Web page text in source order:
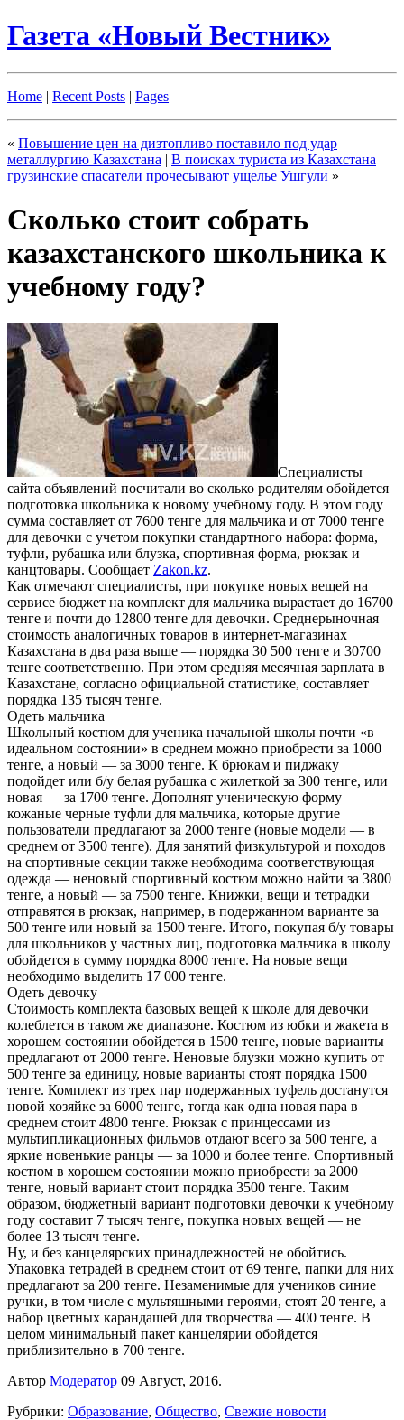
Газета «Новый Вестник»
Home | Recent Posts | Pages
« Повышение цен на дизтопливо поставило под удар
металлургию Казахстана | В поисках туриста из Казахстана
грузинские спасатели прочесывают ущелье Ушгули »
Сколько стоит собрать
казахстанского школьника к
учебному году?
Специалисты
сайта объявлений посчитали во сколько родителям обойдется
подготовка школьника к новому учебному году. В этом году
сумма составляет от 7600 тенге для мальчика и от 7000 тенге
для девочки с учетом покупки стандартного набора: форма,
туфли, рубашка или блузка, спортивная форма, рюкзак и
канцтовары. Сообщает Zakon.kz.
Как отмечают специалисты, при покупке новых вещей на
сервисе бюджет на комплект для мальчика вырастает до 16700
тенге и почти до 12800 тенге для девочки. Среднерыночная
стоимость аналогичных товаров в интернет-магазинах
Казахстана в два раза выше — порядка 30 500 тенге и 30700
тенге соответственно. При этом средняя месячная зарплата в
Казахстане, согласно официальной статистике, составляет
порядка 135 тысяч тенге.
Одеть мальчика
Школьный костюм для ученика начальной школы почти «в
идеальном состоянии» в среднем можно приобрести за 1000
тенге, а новый — за 3000 тенге. К брюкам и пиджаку
подойдет или б/у белая рубашка с жилеткой за 300 тенге, или
новая — за 1700 тенге. Дополнят ученическую форму
кожаные черные туфли для мальчика, которые другие
пользователи предлагают за 2000 тенге (новые модели — в
среднем от 3500 тенге). Для занятий физкультурой и походов
на спортивные секции также необходима соответствующая
одежда — неновый спортивный костюм можно найти за 3800
тенге, а новый — за 7500 тенге. Книжки, вещи и тетрадки
отправятся в рюкзак, например, в подержанном варианте за
500 тенге или новый за 1500 тенге. Итого, покупая б/у товары
для школьников у частных лиц, подготовка мальчика в школу
обойдется в сумму порядка 8000 тенге. На новые вещи
необходимо выделить 17 000 тенге.
Одеть девочку
Стоимость комплекта базовых вещей к школе для девочки
колеблется в таком же диапазоне. Костюм из юбки и жакета в
хорошем состоянии обойдется в 1500 тенге, новые варианты
предлагают от 2000 тенге. Неновые блузки можно купить от
500 тенге за единицу, новые варианты стоят порядка 1500
тенге. Комплект из трех пар подержанных туфель достанутся
новой хозяйке за 6000 тенге, тогда как одна новая пара в
среднем стоит 4800 тенге. Рюкзак с принцессами из
мультипликационных фильмов отдают всего за 500 тенге, а
яркие новенькие ранцы — за 1000 и более тенге. Спортивный
костюм в хорошем состоянии можно приобрести за 2000
тенге, новый вариант стоит порядка 3500 тенге. Таким
образом, бюджетный вариант подготовки девочки к учебному
году составит 7 тысяч тенге, покупка новых вещей — не
более 13 тысяч тенге.
Ну, и без канцелярских принадлежностей не обойтись.
Упаковка тетрадей в среднем стоит от 69 тенге, папки для них
предлагают за 200 тенге. Незаменимые для учеников синие
ручки, в том числе с мультяшными героями, стоят 20 тенге, а
набор цветных карандашей для творчества — 400 тенге. В
целом минимальный пакет канцелярии обойдется
приблизительно в 700 тенге.
Автор Модератор 09 Август, 2016.
Рубрики: Образование, Общество, Свежие новости